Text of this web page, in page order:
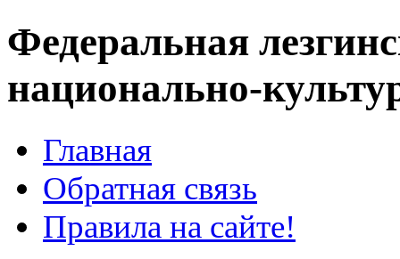
Федеральная
национально-
Главная
Обратная связь
Правила на сайте!